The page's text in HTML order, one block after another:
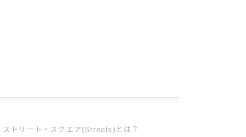
ストリート・スクエア(Streets)とは？